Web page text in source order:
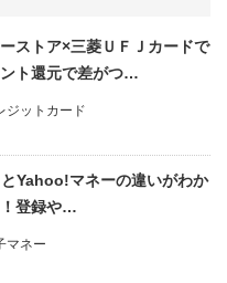
ーストア×三菱ＵＦＪカードで
ト還元で差がつ…
ジットカード
Yahoo!マネーの違いがわか
！登録や…
マネー